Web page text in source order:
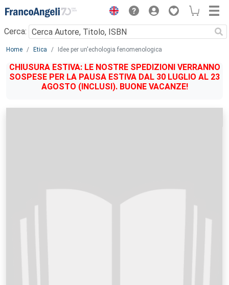
Menu
Cerca:
Main content
Home Etica Idee per un'echologia fenomenologica
CHIUSURA ESTIVA: LE NOSTRE SPEDIZIONI VERRANNO
SOSPESE PER LA PAUSA ESTIVA DAL 30 LUGLIO AL 23
AGOSTO (INCLUSI). BUONE VACANZE!